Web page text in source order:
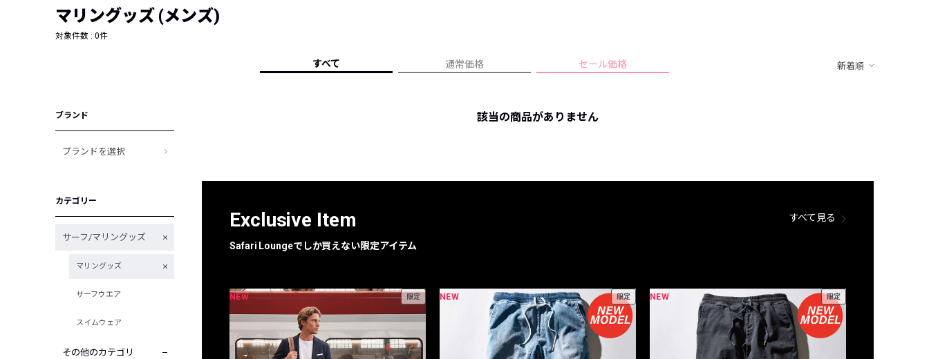
新着アイテム
編集部のおすすめアイテム
人気記事ランキング
フォーカスブランド
プライバシーポリシー
マリングッズ (メンズ)
対象件数 : 0件
すべて 通常価格 セール価格 新着順
ブランド
ブランドを選択
カテゴリー
サーフ/マリングッズ
マリングッズ
サーフウエア
スイムウェア
その他のカテゴリ
該当の商品がありません
Exclusive Item
Safari Loungeでしか買えない限定アイテム
すべて見る
NEW 限定 NEW 限定 NEW 限定